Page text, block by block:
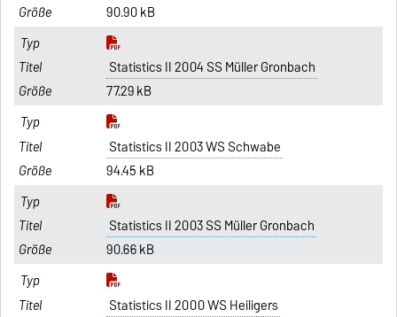
90.90 kB
Statistics II 2004 SS Müller Gronbach
77.29 kB
Statistics II 2003 WS Schwabe
94.45 kB
Statistics II 2003 SS Müller Gronbach
90.66 kB
Statistics II 2000 WS Heiligers